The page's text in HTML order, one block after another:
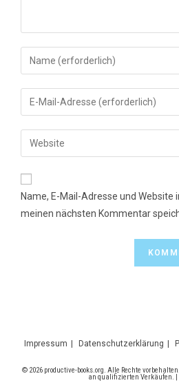
Gib
deinen
Namen
oder
zum
Kommentieren
ein
Gib
deine
E-
Mail-
zum
Kommentieren
ein
Gib
deine
Website-
Name, E-Mail-Adresse und
meinen nächsten Kommentar
Impressum Datenschutzerklärung
© 2026 productive-books.org. Alle Rechte
an qualifizierten Verkäufen. |